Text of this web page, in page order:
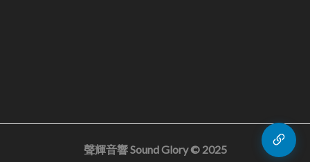
聲輝音響 Sound Glory © 2025